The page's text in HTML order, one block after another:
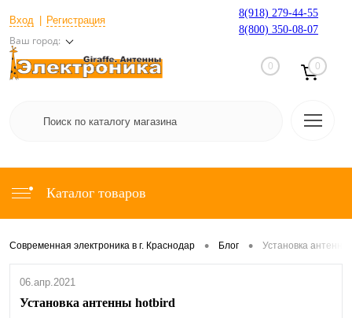
Вход Регистрация
Ваш город:
8(918) 279-44-55
8(800) 350-08-07
0 0
Каталог товаров
Современная электроника в г. Краснодар • Блог • Установка
06.апр.2021
Установка антенны hotbird